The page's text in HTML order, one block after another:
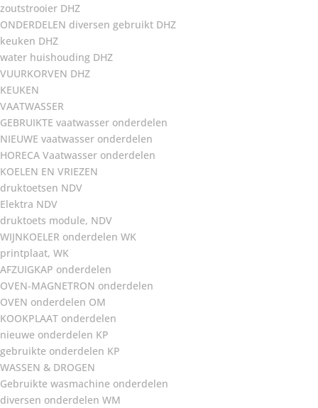
zoutstrooier DHZ
ONDERDELEN diversen gebruikt DHZ
keuken DHZ
water huishouding DHZ
VUURKORVEN DHZ
KEUKEN
VAATWASSER
GEBRUIKTE vaatwasser onderdelen
NIEUWE vaatwasser onderdelen
HORECA Vaatwasser onderdelen
KOELEN EN VRIEZEN
druktoetsen NDV
Elektra NDV
druktoets module, NDV
WIJNKOELER onderdelen WK
printplaat, WK
AFZUIGKAP onderdelen
OVEN-MAGNETRON onderdelen
OVEN onderdelen OM
KOOKPLAAT onderdelen
nieuwe onderdelen KP
gebruikte onderdelen KP
WASSEN & DROGEN
Gebruikte wasmachine onderdelen
diversen onderdelen WM